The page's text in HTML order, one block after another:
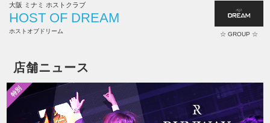
大阪 ミナミ ホストクラブ
HOST OF DREAM
ホストオブドリーム ☆ GROUP ☆
店舗ニュース
特別